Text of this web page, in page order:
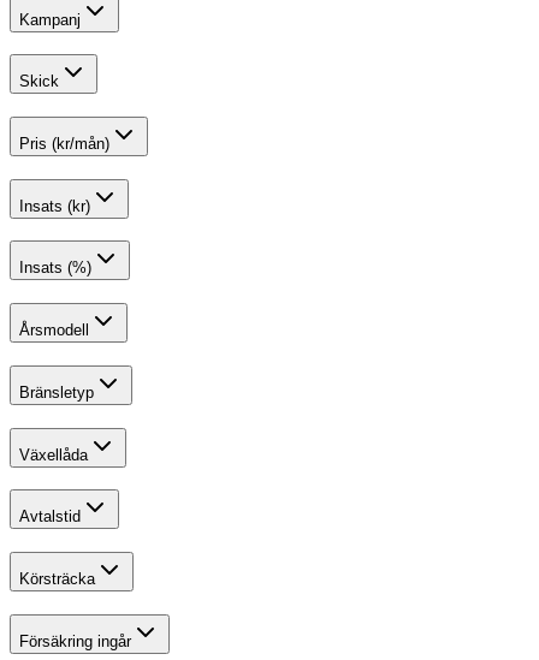
Kampanj
Skick
Pris (kr/mån)
Insats (kr)
Insats (%)
Årsmodell
Bränsletyp
Växellåda
Avtalstid
Körsträcka
Försäkring ingår